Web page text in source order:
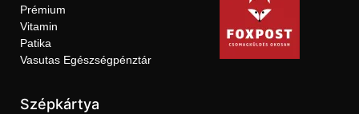
Prémium
Vitamin
Patika
Vasutas Egészségpénztár
Szépkártya